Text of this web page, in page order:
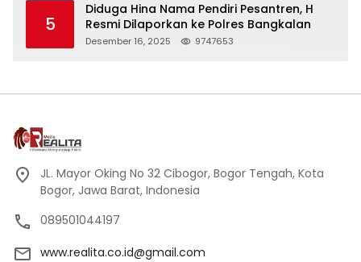
5
Diduga Hina Nama Pendiri Pesantren, H
Resmi Dilaporkan ke Polres Bangkalan
Desember 16, 2025 9747653
JL. Mayor Oking No 32 Cibogor, Bogor Tengah, Kota
Bogor, Jawa Barat, Indonesia
089501044197
www.realita.co.id@gmail.com